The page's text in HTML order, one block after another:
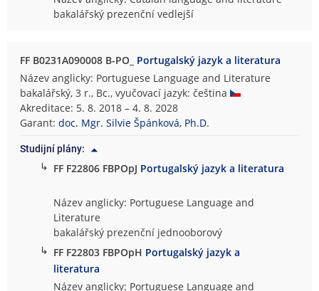
bakalářský prezenční vedlejší
FF B0231A090008 B-PO_ Portugalský jazyk a literatura
Název anglicky: Portuguese Language and Literature
bakalářský, 3 r., Bc., vyučovací jazyk: čeština
Akreditace: 5. 8. 2018 – 4. 8. 2028
Garant:doc. Mgr. Silvie Špánková, Ph.D.
Studijní plány:
↳ FF F22806 FBPOpJ Portugalský jazyk a literatura
Název anglicky: Portuguese Language and
Literature
bakalářský prezenční jednooborový
↳ FF F22803 FBPOpH Portugalský jazyk a
literatura
Název anglicky: Portuguese Language and